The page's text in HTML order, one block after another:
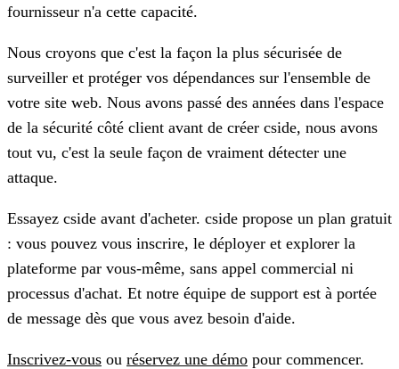
fournisseur n'a cette capacité.
Nous croyons que c'est la façon la plus sécurisée de
surveiller et protéger vos dépendances sur l'ensemble de
votre site web. Nous avons passé des années dans l'espace
de la sécurité côté client avant de créer cside, nous avons
tout vu, c'est la seule façon de vraiment détecter une
attaque.
Essayez cside avant d'acheter. cside propose un plan gratuit
: vous pouvez vous inscrire, le déployer et explorer la
plateforme par vous-même, sans appel commercial ni
processus d'achat. Et notre équipe de support est à portée
de message dès que vous avez besoin d'aide.
Inscrivez-vous ou réservez une démo pour commencer.